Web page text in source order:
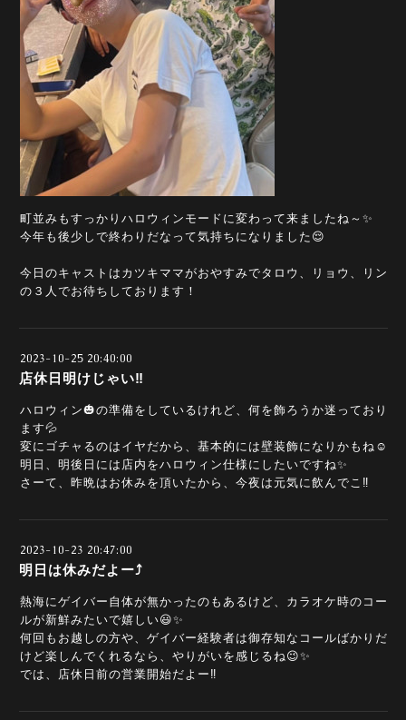
町並みもすっかりハロウィンモードに変わって来ましたね～✨
今年も後少しで終わりだなって気持ちになりました😌
今日のキャストはカツキママがおやすみでタロウ、リョウ、リン
の３人でお待ちしております！
2023-10-25 20:40:00
店休日明けじゃい‼️
ハロウィン🎃の準備をしているけれど、何を飾ろうか迷っており
ます💦
変にゴチャるのはイヤだから、基本的には壁装飾になりかもね☺️
明日、明後日には店内をハロウィン仕様にしたいですね✨
さーて、昨晩はお休みを頂いたから、今夜は元気に飲んでこ‼️
2023-10-23 20:47:00
明日は休みだよー⤴️
熱海にゲイバー自体が無かったのもあるけど、カラオケ時のコー
ルが新鮮みたいで嬉しい😃✨
何回もお越しの方や、ゲイバー経験者は御存知なコールばかりだ
けど楽しんでくれるなら、やりがいを感じるね😉✨
では、店休日前の営業開始だよー‼️